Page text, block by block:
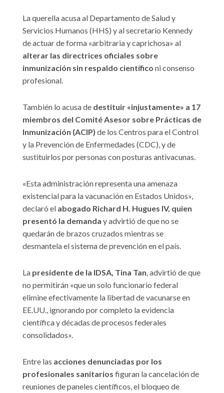
La querella acusa al Departamento de Salud y
Servicios Humanos (HHS) y al secretario Kennedy
de actuar de forma «arbitraria y caprichosa» al
alterar las directrices oficiales sobre
inmunización sin respaldo científico ni consenso
profesional.
También lo acusa de destituir «injustamente» a 17
miembros del Comité Asesor sobre Prácticas de
Inmunización (ACIP) de los Centros para el Control
y la Prevención de Enfermedades (CDC), y de
sustituirlos por personas con posturas antivacunas.
«Esta administración representa una amenaza
existencial para la vacunación en Estados Unidos»,
declaró el abogado Richard H. Hugues IV, quien
presentó la demanda y advirtió de que no se
quedarán de brazos cruzados mientras se
desmantela el sistema de prevención en el país.
La presidente de la IDSA, Tina Tan, advirtió de que
no permitirán «que un solo funcionario federal
elimine efectivamente la libertad de vacunarse en
EE.UU., ignorando por completo la evidencia
científica y décadas de procesos federales
consolidados».
Entre las acciones denunciadas por los
profesionales sanitarios figuran la cancelación de
reuniones de paneles científicos, el bloqueo de